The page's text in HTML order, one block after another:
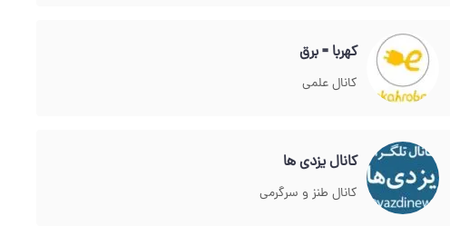
کهربا = برق
کانال علمی
کانال یزدی ها
کانال طنز و سرگرمی